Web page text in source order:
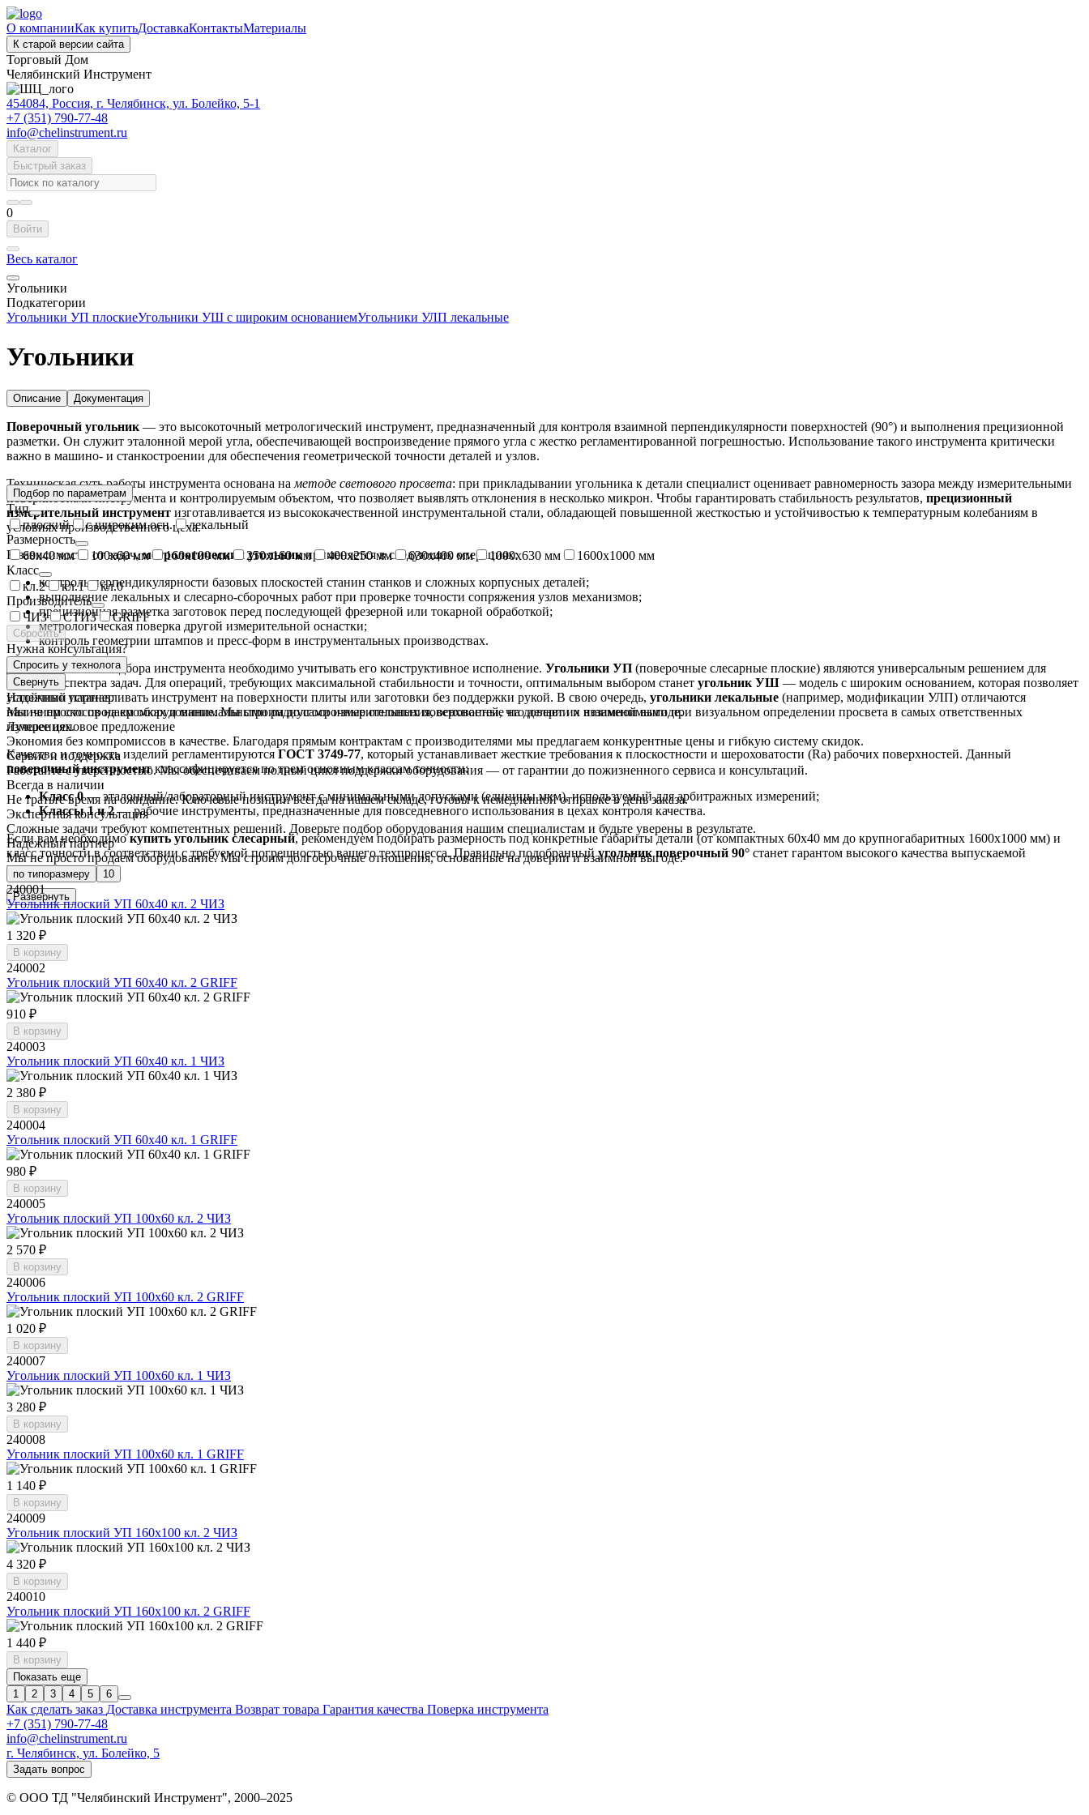
О компанииКак купитьДоставкаКонтактыМатериалы
К старой версии сайта
Торговый Дом
Челябинский Инструмент
454084, Россия, г. Челябинск, ул. Болейко, 5-1
+7 (351) 790-77-48
info@chelinstrument.ru
Каталог
Быстрый заказ
0
Войти
Весь каталог
Угольники
Подкатегории
Угольники УП плоскиеУгольники УШ с широким основаниемУгольники УЛП лекальные
Угольники
Описание Документация
Поверочный угольник — это высокоточный метрологический инструмент, предназначенный для контроля взаимной перпендикулярности поверхностей (90°) и выполнения прецизионной
разметки. Он служит эталонной мерой угла, обеспечивающей воспроизведение прямого угла с жестко регламентированной погрешностью. Использование такого инструмента критически
важно в машино- и станкостроении для обеспечения геометрической точности деталей и узлов.
Техническая суть работы инструмента основана на методе светового просвета: при прикладывании угольника к детали специалист оценивает равномерность зазора между измерительными
поверхностями инструмента и контролируемым объектом, что позволяет выявлять отклонения в несколько микрон. Чтобы гарантировать стабильность результатов, прецизионный
измерительный инструмент изготавливается из высококачественной инструментальной стали, обладающей повышенной жесткостью и устойчивостью к температурным колебаниям в
условиях производственного цеха.
В зависимости от задач,метрологический угольникприменяется в следующих операциях:
контроль перпендикулярности базовых плоскостей станин станков и сложных корпусных деталей;
выполнение лекальных и слесарно-сборочных работ при проверке точности сопряжения узлов механизмов;
прецизионная разметка заготовок перед последующей фрезерной или токарной обработкой;
метрологическая поверка другой измерительной оснастки;
контроль геометрии штампов и пресс-форм в инструментальных производствах.
Для правильного подбора инструмента необходимо учитывать его конструктивное исполнение. Угольники УП (поверочные слесарные плоские) являются универсальным решением для
широкого спектра задач. Для операций, требующих максимальной стабильности и точности, оптимальным выбором станет угольник УШ — модель с широким основанием, которая позволяет
устойчиво устанавливать инструмент на поверхности плиты или заготовки без поддержки рукой. В свою очередь, угольники лекальные (например, модификации УЛП) отличаются
наличием скосов на кромках и минимальными радиусами измерительных поверхностей, что делает их незаменимыми при визуальном определении просвета в самых ответственных
измерениях.
Качество и точность изделий регламентируются ГОСТ 3749-77, который устанавливает жесткие требования к плоскостности и шероховатости (Ra) рабочих поверхностей. Данный
поверочный инструментклассифицируется по трем основным классам точности:
Класс 0— эталонный/лабораторный инструмент с минимальными допусками (единицы мкм), используемый для арбитражных измерений;
Классы 1 и 2— рабочие инструменты, предназначенные для повседневного использования в цехах контроля качества.
Если вам необходимокупить угольник слесарный, рекомендуем подбирать размерность под конкретные габариты детали (от компактных 60х40 мм до крупногабаритных 1600х1000 мм) и
класс точности в соответствии с требуемой погрешностью вашего техпроцесса. Правильно подобранныйугольник поверочный 90° станет гарантом высокого качества выпускаемой
продукции.
Развернуть
Подбор по параметрам
Тип
плоский
с широким осн.
лекальный
Размерность
60х40 мм
100х60 мм 160х100 мм 250х160 мм 400х250 мм 630х400 мм 1000х630 мм
1600х1000 мм
Класс
кл.2
кл.1
кл.0
Производитель
ЧИЗ
СТИЗ GRIFF
Сбросить
Нужна консультация?
Спросить у технолога
Свернуть
Надежный партнер
Мы не просто продаем оборудование. Мы строим долгосрочные отношения, основанные на доверии и взаимной выгоде.
Лучшее ценовое предложение
Экономия без компромиссов в качестве. Благодаря прямым контрактам с производителями мы предлагаем конкурентные цены и гибкую систему скидок.
Сервис и поддержка
Работайте с уверенностью. Мы обеспечиваем полный цикл поддержки оборудования — от гарантии до пожизненного сервиса и консультаций.
Всегда в наличии
Не тратьте время на ожидание. Ключевые позиции всегда на нашем складе, готовы к немедленной отправке в день заказа.
Экспертная консультация
Сложные задачи требуют компетентных решений. Доверьте подбор оборудования нашим специалистам и будьте уверены в результате.
Надежный партнер
Мы не просто продаем оборудование. Мы строим долгосрочные отношения, основанные на доверии и взаимной выгоде.
по типоразмеру 10
240001
Угольник плоский УП 60х40 кл. 2 ЧИЗ
1 320 ₽
В корзину
240002
Угольник плоский УП 60х40 кл. 2 GRIFF
910 ₽
В корзину
240003
Угольник плоский УП 60х40 кл. 1 ЧИЗ
2 380 ₽
В корзину
240004
Угольник плоский УП 60х40 кл. 1 GRIFF
980 ₽
В корзину
240005
Угольник плоский УП 100х60 кл. 2 ЧИЗ
2 570 ₽
В корзину
240006
Угольник плоский УП 100х60 кл. 2 GRIFF
1 020 ₽
В корзину
240007
Угольник плоский УП 100х60 кл. 1 ЧИЗ
3 280 ₽
В корзину
240008
Угольник плоский УП 100х60 кл. 1 GRIFF
1 140 ₽
В корзину
240009
Угольник плоский УП 160х100 кл. 2 ЧИЗ
4 320 ₽
В корзину
240010
Угольник плоский УП 160х100 кл. 2 GRIFF
1 440 ₽
В корзину
Показать еще
1
2 3 4 5 6
Как сделать заказ Доставка инструмента Возврат товара Гарантия качества Поверка инструмента
+7 (351) 790-77-48
info@chelinstrument.ru
г. Челябинск, ул. Болейко, 5
Задать вопрос
© ООО ТД "Челябинский Инструмент", 2000–2025